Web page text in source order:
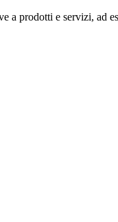
prodotti e servizi, ad